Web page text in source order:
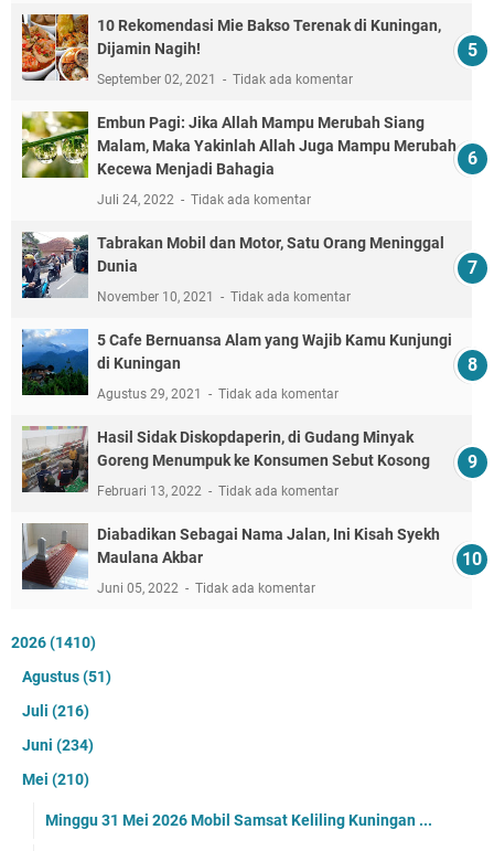
10 Rekomendasi Mie Bakso Terenak di Kuningan,
Dijamin Nagih!
September 02, 2021 Tidak ada komentar
Embun Pagi: Jika Allah Mampu Merubah Siang
Malam, Maka Yakinlah Allah Juga Mampu Merubah
Kecewa Menjadi Bahagia
Juli 24, 2022 Tidak ada komentar
Tabrakan Mobil dan Motor, Satu Orang Meninggal
Dunia
November 10, 2021 Tidak ada komentar
5 Cafe Bernuansa Alam yang Wajib Kamu Kunjungi
di Kuningan
Agustus 29, 2021 Tidak ada komentar
Hasil Sidak Diskopdaperin, di Gudang Minyak
Goreng Menumpuk ke Konsumen Sebut Kosong
Februari 13, 2022 Tidak ada komentar
Diabadikan Sebagai Nama Jalan, Ini Kisah Syekh
Maulana Akbar
Juni 05, 2022 Tidak ada komentar
2026(1410)
Agustus(51)
Juli (216)
Juni (234)
Mei (210)
Minggu 31 Mei 2026 Mobil Samsat Keliling Kuningan ...